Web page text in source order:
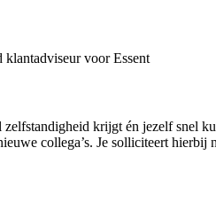
voor Essent
krijgt én jezelf snel
collega’s. Je solliciteert